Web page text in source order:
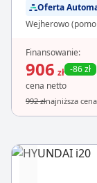
Oferta
Wejherowo
Finansowanie:
906 zł -86 zł
cena netto
992 złnajniższa cena